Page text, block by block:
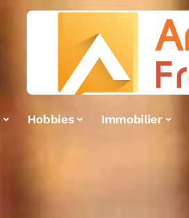
Hobbies Immobilier